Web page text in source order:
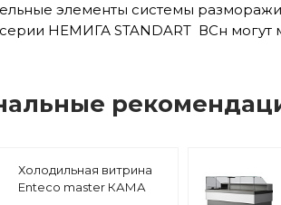
элементы системы
НЕМИГА STANDART ВСн могут
Холодильная витрина
Enteco master КАМА